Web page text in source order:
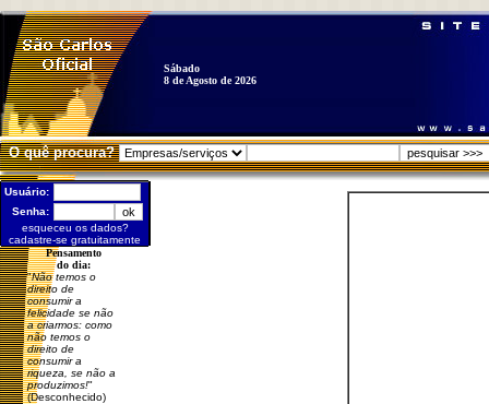
Sábado
8 de Agosto de 2026
O quê procura?
Usuário:
Senha:
esqueceu os dados?
cadastre-se gratuitamente
Pensamento
do dia:
"Não temos o
direito de
consumir a
felicidade se não
a criarmos: como
não temos o
direito de
consumir a
riqueza, se não a
produzimos!"
(Desconhecido)